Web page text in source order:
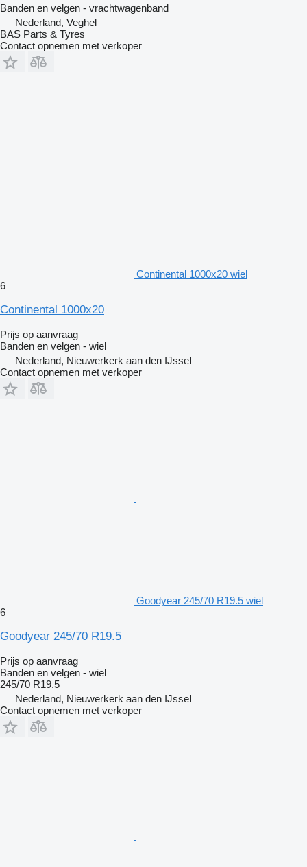
Banden en velgen - vrachtwagenband
Nederland, Veghel
BAS Parts & Tyres
Contact opnemen met verkoper
Continental 1000x20 wiel
6
Continental 1000x20
Prijs op aanvraag
Banden en velgen - wiel
Nederland, Nieuwerkerk aan den IJssel
Contact opnemen met verkoper
Goodyear 245/70 R19.5 wiel
6
Goodyear 245/70 R19.5
Prijs op aanvraag
Banden en velgen - wiel
245/70 R19.5
Nederland, Nieuwerkerk aan den IJssel
Contact opnemen met verkoper